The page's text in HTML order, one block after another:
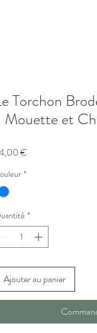
Torchon
Mouette et
€
*
*
Ajouter au panier